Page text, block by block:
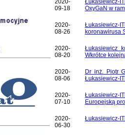
2020-
09-18
Łukasiewicz-
OxyGaN w
2020-
08-26
Łukasiewicz-
koronawirusa
2020-
08-20
Łukasiewicz
Wkrótce
2020-
08-06
Dr inż. Piotr
Łukasiewicz-
2020-
07-10
Łukasiewicz-
Europejską
2020-
06-30
Łukasiewicz-